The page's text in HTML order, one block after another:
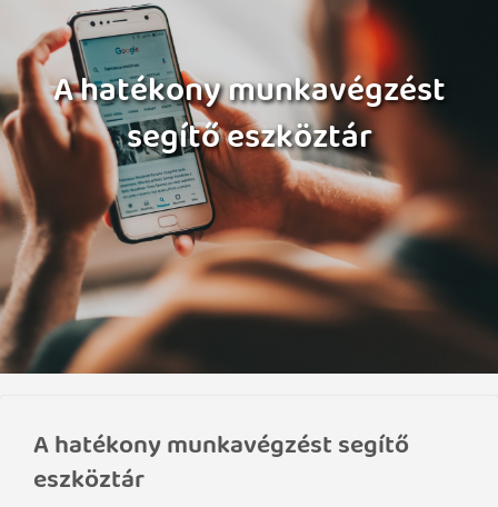
A hatékony munkavégzést
segítő eszköztár
A hatékony munkavégzést segítő
eszköztár